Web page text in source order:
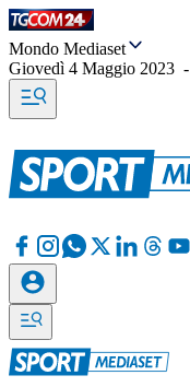
Mondo Mediaset
Giovedì 4 Maggio 2023 -